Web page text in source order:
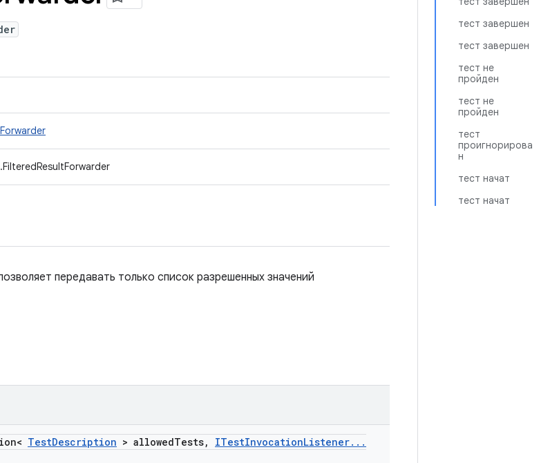
тест завершен
тест завершен
тест не
пройден
тест не
пройден
тест
проигнорирова
н
тест начат
тест начат
передавать только список разрешенных значений
TestDescription > allowedTests, ITestInvocationListener. . .